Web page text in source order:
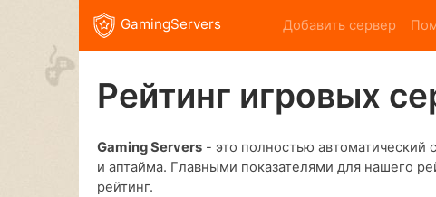
GamingServers Добавить сервер
Рейтинг игровых
Gaming Servers - это полностью автоматический
и аптайма. Главными показателями для нашего
рейтинг.